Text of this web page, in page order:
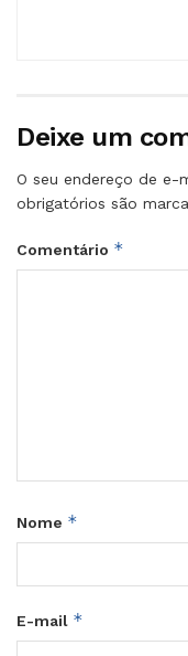
Deixe um
O seu endereço de e-
obrigatórios são
Comentário *
Nome *
E-mail *